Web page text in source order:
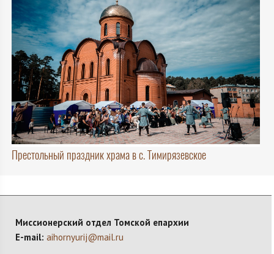
Престольный праздник храма в с. Тимирязевское
Миссионерский отдел Томской епархии
E-mail: aihornyurij@mail.ru